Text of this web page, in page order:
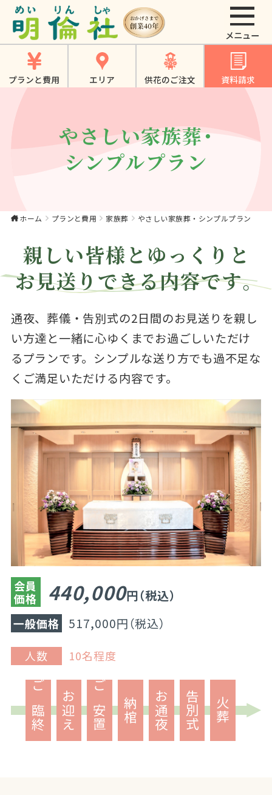
やさしい家族葬・シ
ンプルプラン｜大東
市・寝屋川市・四條
プランと費用 エリア 供花のご注文 資料請求
やさしい家族葬・
シンプルプラン
ホーム プランと費用 家族葬 やさしい家族葬・シンプルプラン
親しい皆様とゆっくりと
お見送りできる内容です。
通夜、葬儀・告別式の2日間のお見送りを親し
い方達と一緒に心ゆくまでお過ごしいただけ
るプランです。シンプルな送り方でも過不足な
くご満足いただける内容です。
会員
価格
440,000円（税込）
一般価格 517,000円（税込）
人数 10名程度
ご臨終 お迎え ご安置 納棺 お通夜 告別式 火葬